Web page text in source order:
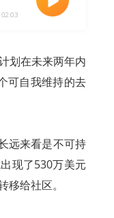
02:03
划在未来两年内
可自我维持的去
远来看是不可持
现了530万美元
给社区。